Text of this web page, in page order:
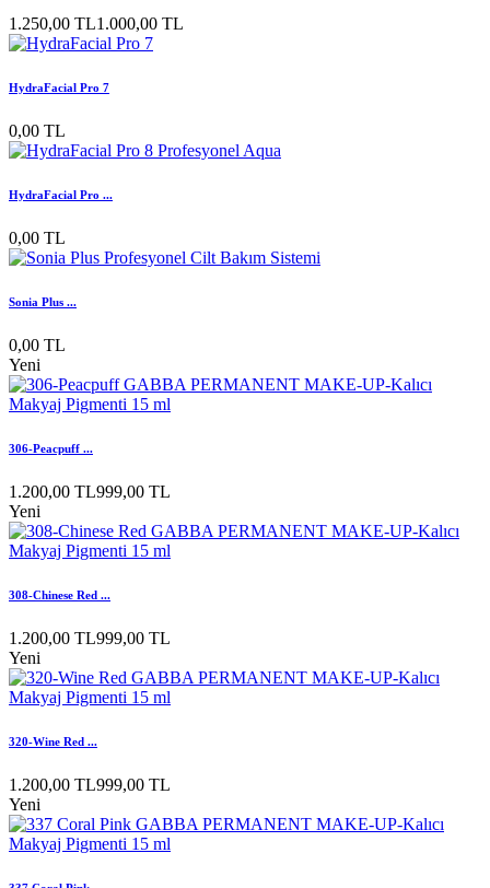
1.250,00 TL1.000,00 TL
HydraFacial Pro 7
0,00 TL
HydraFacial Pro ...
0,00 TL
Sonia Plus ...
0,00 TL
Yeni
306-Peacpuff ...
1.200,00 TL999,00 TL
Yeni
308-Chinese Red ...
1.200,00 TL999,00 TL
Yeni
320-Wine Red ...
1.200,00 TL999,00 TL
Yeni